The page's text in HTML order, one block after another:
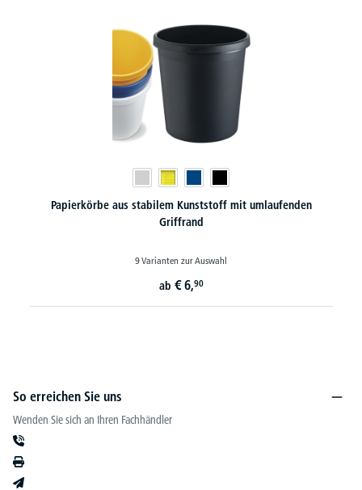
Papierkörbe aus stabilem Kunststoff mit umlaufenden
Griffrand
9 Varianten zur Auswahl
ab € 6,90
So erreichen Sie uns
Wenden Sie sich an Ihren Fachhändler